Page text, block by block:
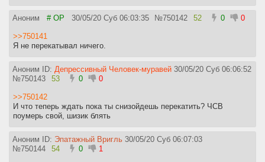
Аноним # OP 30/05/20 Суб 06:03:35 №750142 52 0 0
>>750141
Я не перекатывал ничего.
Аноним ID: Депрессивный Человек-муравей 30/05/20 Суб 06:06:52
№750143 53 0 0
>>750142
И что теперь ждать пока ты снизойдешь перекатить? ЧСВ
поумерь свой, шизик блять
Аноним ID: Эпатажный Вригль 30/05/20 Суб 06:07:03
№750144 54 0 1